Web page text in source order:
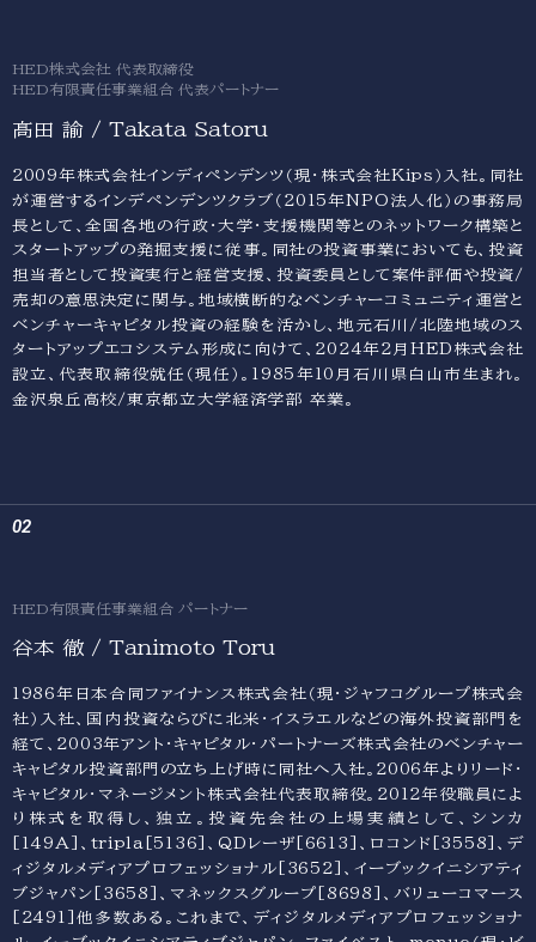
Home
Purpose
Portfolio
Team
HED株式会社 代表取締役
HED有限責任事業組合 代表パートナー
髙田 諭 / Takata Satoru
2009年株式会社インディペンデンツ（現・株式会社Kips）入社。同社
が運営するインデペンデンツクラブ（2015年NPO法人化）の事務局
長として、全国各地の行政・大学・支援機関等とのネットワーク構築と
スタートアップの発掘支援に従事。同社の投資事業においても、投資
担当者として投資実行と経営支援、投資委員として案件評価や投資/
売却の意思決定に関与。地域横断的なベンチャーコミュニティ運営と
ベンチャーキャピタル投資の経験を活かし、地元石川/北陸地域のス
タートアップエコシステム形成に向けて、2024年2月HED株式会社
設立、代表取締役就任（現任）。1985年10月石川県白山市生まれ。
金沢泉丘高校/東京都立大学経済学部 卒業。
HED有限責任事業組合 パートナー
谷本 徹 / Tanimoto Toru
1986年日本合同ファイナンス株式会社（現・ジャフコグループ株式会
社）入社、国内投資ならびに北米・イスラエルなどの海外投資部門を
経て、2003年アント・キャピタル・パートナーズ株式会社のベンチャー
キャピタル投資部門の立ち上げ時に同社へ入社。2006年よりリード・
キャピタル・マネージメント株式会社代表取締役。2012年役職員によ
り株式を取得し、独立。投資先会社の上場実績として、シンカ
[149A]、tripla[5136]、QDレーザ[6613]、ロコンド[3558]、デ
ィジタルメディアプロフェッショナル[3652]、イーブックイニシアティ
ブジャパン[3658]、マネックスグループ[8698]、バリューコマース
[2491]他多数ある。これまで、ディジタルメディアプロフェッショナ